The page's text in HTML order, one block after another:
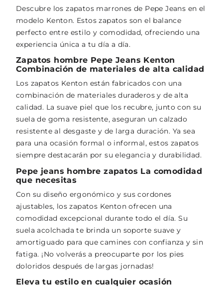
Descubre los zapatos marrones de Pepe Jeans en el
modelo Kenton. Estos zapatos son el balance
perfecto entre estilo y comodidad, ofreciendo una
experiencia única a tu día a día.
Zapatos hombre Pepe Jeans Kenton
Combinación de materiales de alta calidad
Los zapatos Kenton están fabricados con una
combinación de materiales duraderos y de alta
calidad. La suave piel que los recubre, junto con su
suela de goma resistente, aseguran un calzado
resistente al desgaste y de larga duración. Ya sea
para una ocasión formal o informal, estos zapatos
siempre destacarán por su elegancia y durabilidad.
Pepe jeans hombre zapatos La comodidad
que necesitas
Con su diseño ergonómico y sus cordones
ajustables, los zapatos Kenton ofrecen una
comodidad excepcional durante todo el día. Su
suela acolchada te brinda un soporte suave y
amortiguado para que camines con confianza y sin
fatiga. ¡No volverás a preocuparte por los pies
doloridos después de largas jornadas!
Eleva tu estilo en cualquier ocasión